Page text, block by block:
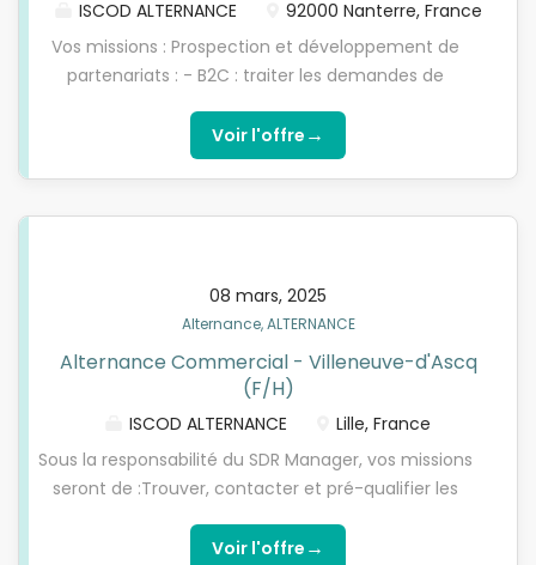
ISCOD ALTERNANCE
92000 Nanterre, France
Vos missions : Prospection et développement de
partenariats : - B2C : traiter les demandes de
accompagner les nouveaux investisseurs sur la
plateforme - B2B : démarcher des professionnels
établir des partenariats durables, puis animer ces
commerciales et analyses de marché : identifier
des opportunités commerciales via des études de
marché, contribuer à l'élaboration de stratégies
commerciales et fournir des supports de vente à
l'équipe commerciale Growth Hacking & Acquisition
: mettre en place des techniques de scrapping et
de growth hacking, gérer l'acquisition via CRM
partenaires actuels Évolution du poste : en fonction
Voir l'offre →
08 mars, 2025
Alternance, ALTERNANCE
Alternance Commercial - Villeneuve-d'Ascq
(F/H)
ISCOD ALTERNANCE
Lille, France
Sous la responsabilité du SDR Manager, vos missions
seront de :Trouver, contacter et pré-qualifier les
et identifier les clients potentielsPrendre des
Voir l'offre →